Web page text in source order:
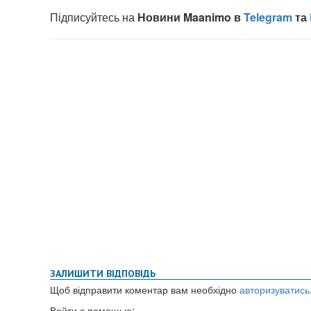
ЗАЛИШИТИ ВІДПОВІДЬ
Щоб відправити коментар вам необхідно авторизуватись